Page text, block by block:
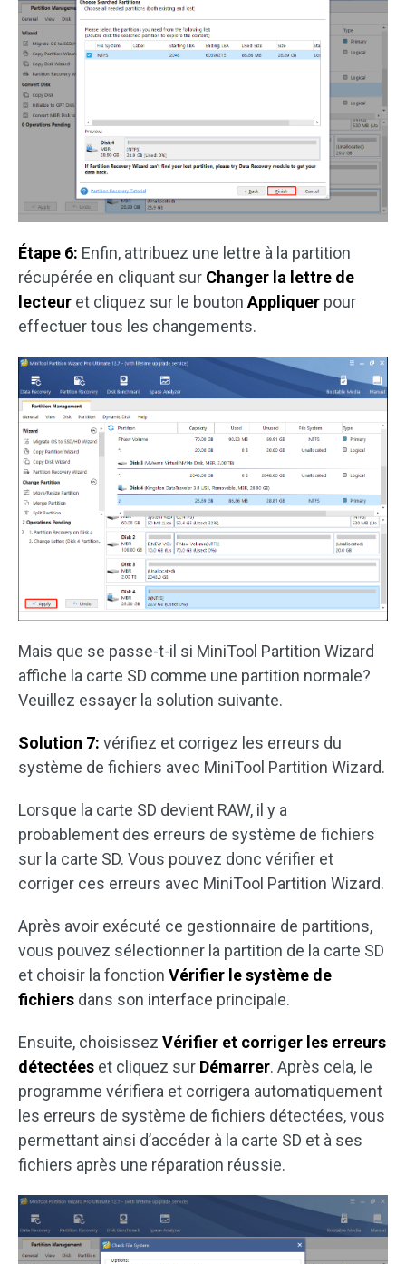
Étape 6: Enfin, attribuez une lettre à la partition
récupérée en cliquant sur Changer la lettre de
lecteur et cliquez sur le bouton Appliquer pour
effectuer tous les changements.
Mais que se passe-t-il si MiniTool Partition Wizard
affiche la carte SD comme une partition normale?
Veuillez essayer la solution suivante.
Solution 7: vérifiez et corrigez les erreurs du
système de fichiers avec MiniTool Partition Wizard.
Lorsque la carte SD devient RAW, il y a
probablement des erreurs de système de fichiers
sur la carte SD. Vous pouvez donc vérifier et
corriger ces erreurs avec MiniTool Partition Wizard.
Après avoir exécuté ce gestionnaire de partitions,
vous pouvez sélectionner la partition de la carte SD
et choisir la fonction Vérifier le système de
fichiers dans son interface principale.
Ensuite, choisissez Vérifier et corriger les erreurs
détectées et cliquez sur Démarrer. Après cela, le
programme vérifiera et corrigera automatiquement
les erreurs de système de fichiers détectées, vous
permettant ainsi d’accéder à la carte SD et à ses
fichiers après une réparation réussie.